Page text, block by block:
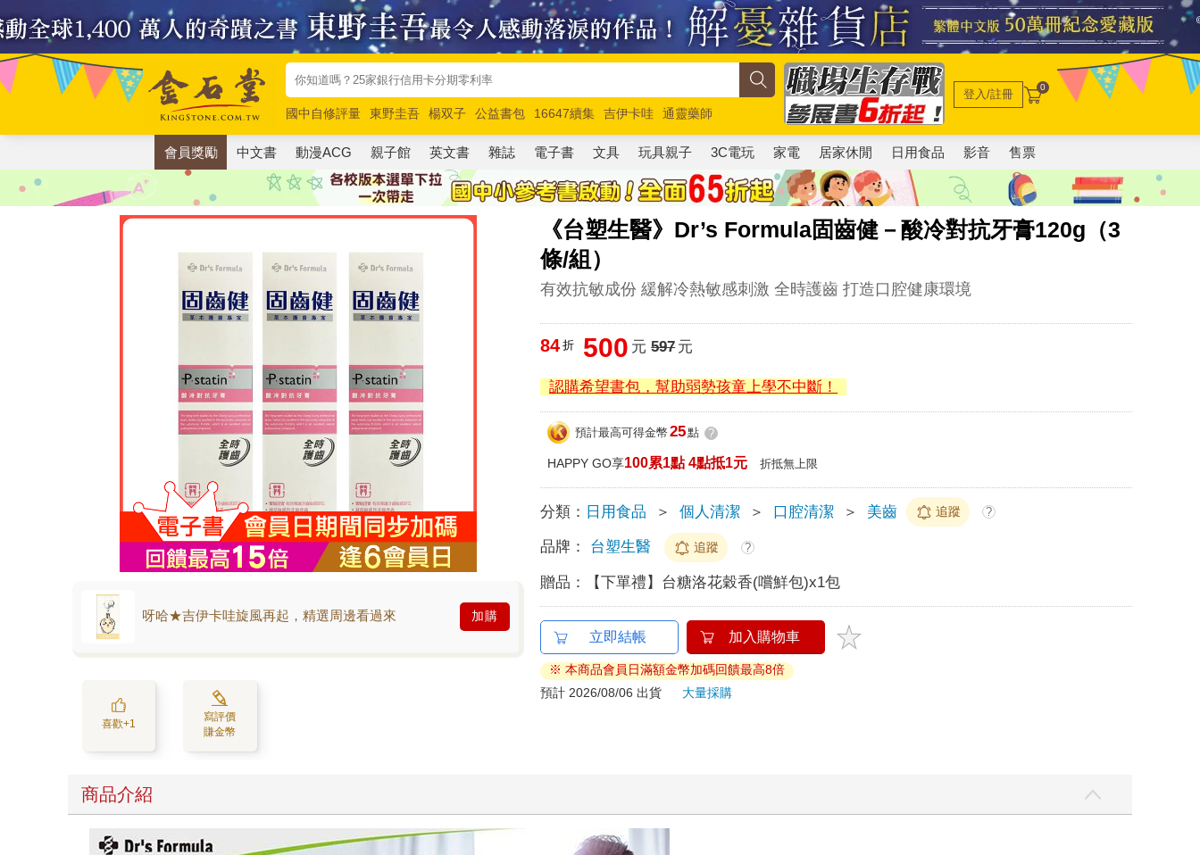
國中自修評量 東野圭吾 楊双子 公益書包 16647續集 吉伊卡哇
通靈藥師
唯紅花綻放
奧德賽 路邊攤新作 馬斯克 玩具總動員5 超慢跑
登入/註冊 0
會員獎勵 中文書 動漫ACG 親子館 英文書 雜誌 電子書 文具 玩具親子 3C電玩 家電 居家休閒 日用食品 影音 售票
《台塑生醫》Dr’s Formula固齒健－酸冷對抗牙膏120g（3
條/組）
有效抗敏成份 緩解冷熱敏感刺激 全時護齒 打造口腔健康環境
呀哈★吉伊卡哇旋風再起，精選周邊看過來 加購
喜歡+1
寫評價
賺金幣
84 折 500 元 597元
認購希望書包，幫助弱勢孩童上學不中斷！
預計最高可得金幣 25點 ?
HAPPY GO享100累1點 4點抵1元 折抵無上限
分類： 日用食品 ＞ 個人清潔 ＞ 口腔清潔 ＞ 美齒 追蹤 ?
品牌： 台塑生醫 追蹤 ?
贈品： 【下單禮】台糖洛花穀香(嚐鮮包)x1包
立即結帳 加入購物車
※ 本商品會員日滿額金幣加碼回饋最高8倍
預計 2026/08/06 出貨
大量採購
商品介紹